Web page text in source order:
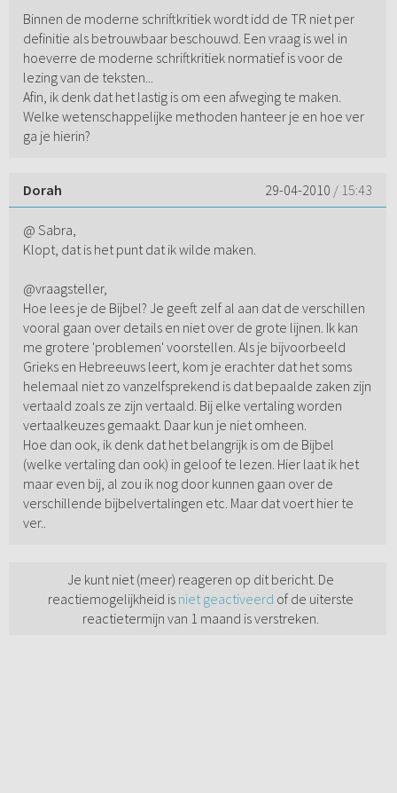
Binnen de moderne schriftkritiek wordt idd de TR niet per
definitie als betrouwbaar beschouwd. Een vraag is wel in
hoeverre de moderne schriftkritiek normatief is voor de
lezing van de teksten...
Afin, ik denk dat het lastig is om een afweging te maken.
Welke wetenschappelijke methoden hanteer je en hoe ver
ga je hierin?
Dorah 29-04-2010 / 15:43
@ Sabra,
Klopt, dat is het punt dat ik wilde maken.
@vraagsteller,
Hoe lees je de Bijbel? Je geeft zelf al aan dat de verschillen
vooral gaan over details en niet over de grote lijnen. Ik kan
me grotere 'problemen' voorstellen. Als je bijvoorbeeld
Grieks en Hebreeuws leert, kom je erachter dat het soms
helemaal niet zo vanzelfsprekend is dat bepaalde zaken zijn
vertaald zoals ze zijn vertaald. Bij elke vertaling worden
vertaalkeuzes gemaakt. Daar kun je niet omheen.
Hoe dan ook, ik denk dat het belangrijk is om de Bijbel
(welke vertaling dan ook) in geloof te lezen. Hier laat ik het
maar even bij, al zou ik nog door kunnen gaan over de
verschillende bijbelvertalingen etc. Maar dat voert hier te
ver..
Je kunt niet (meer) reageren op dit bericht. De
reactiemogelijkheid is niet geactiveerd of de uiterste
reactietermijn van 1 maand is verstreken.